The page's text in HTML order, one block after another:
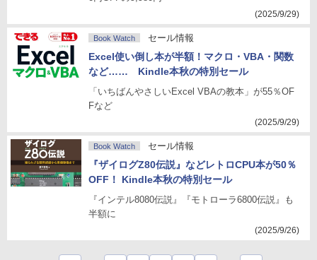
(2025/9/29)
Book Watch セール情報
Excel使い倒し本が半額！マクロ・VBA・関数
など…… Kindle本秋の特別セール
「いちばんやさしいExcel VBAの教本」が55％OF
Fなど
(2025/9/29)
Book Watch セール情報
『ザイログZ80伝説』などレトロCPU本が50％
OFF！ Kindle本秋の特別セール
『インテル8080伝説』『モトローラ6800伝説』も
半額に
(2025/9/26)